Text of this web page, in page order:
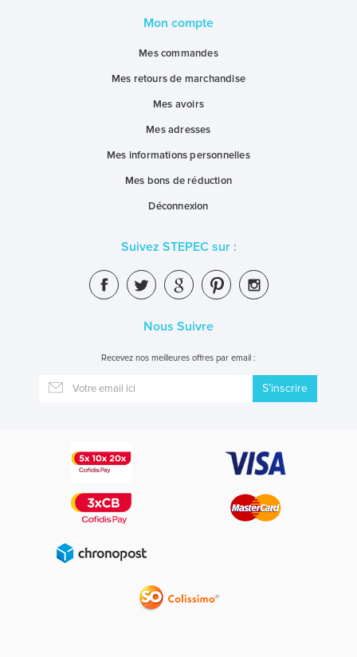
Mon compte
Mes commandes
Mes retours de marchandise
Mes avoirs
Mes adresses
Mes informations personnelles
Mes bons de réduction
Déconnexion
Suivez STEPEC sur :
Nous Suivre
Recevez nos meilleures offres par email :
S’inscrire